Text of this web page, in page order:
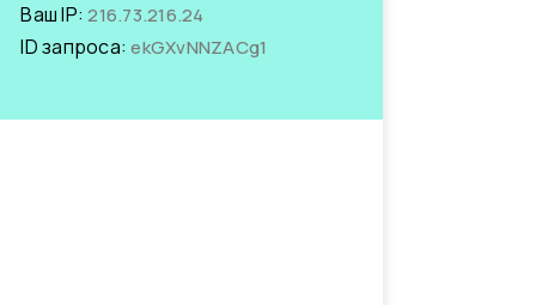
Ваш IP:216.73.216.24
ID запроса:ekGXvNNZACg1